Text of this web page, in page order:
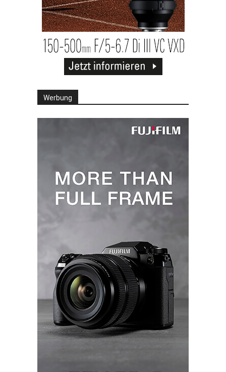
Werbung